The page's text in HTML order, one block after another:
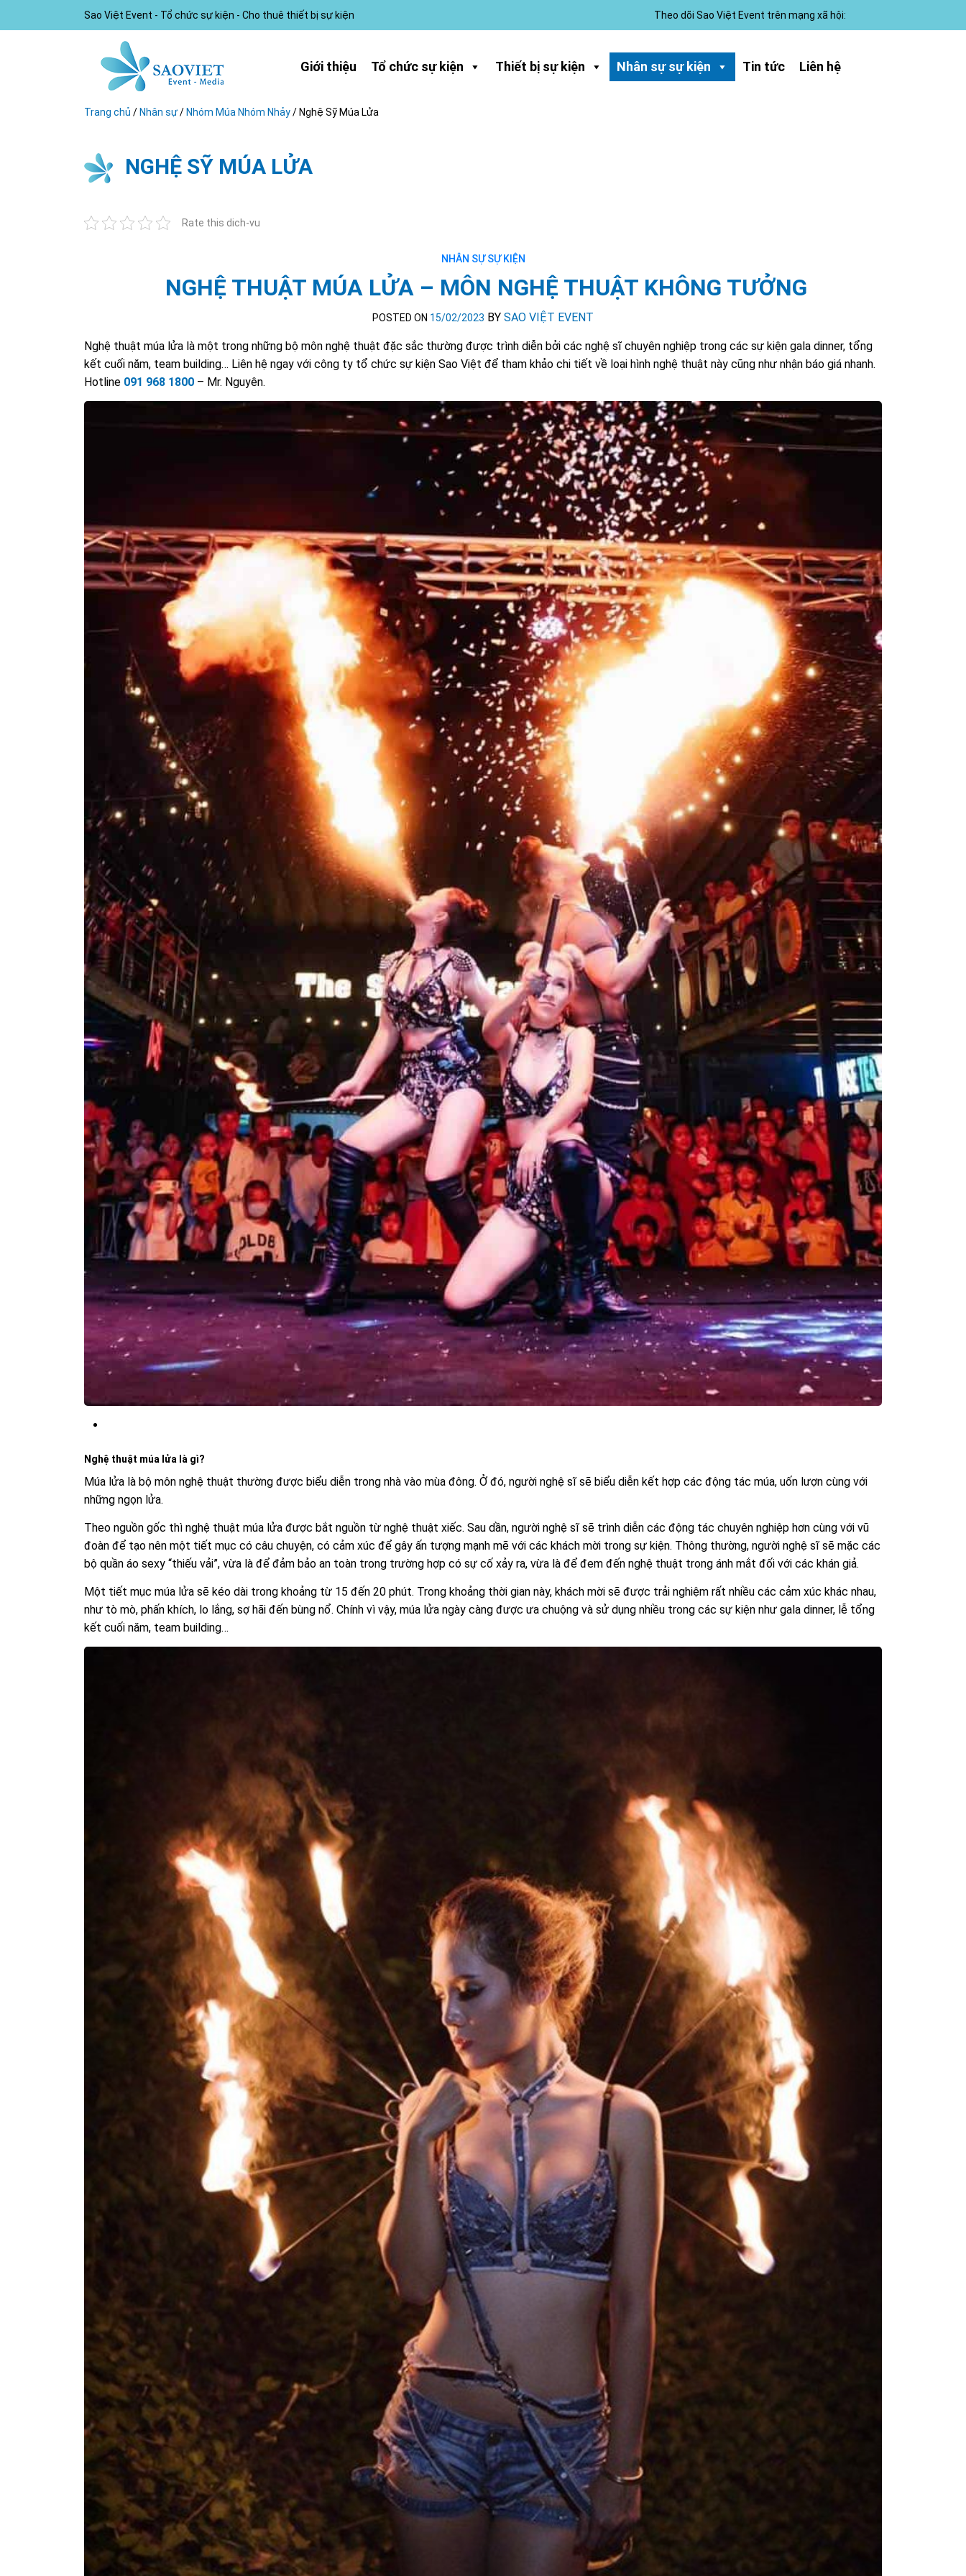
Sao Việt Event - Tổ chức sự kiện - Cho thuê thiết bị sự kiện Theo dõi Sao Việt Event trên mạng xã hội:
Giới thiệu Tổ chức sự kiện Thiết bị sự kiện Nhân sự sự kiện Tin tức Liên hệ
Trang chủ / Nhân sự/ Nhóm Múa Nhóm Nhảy/ Nghệ Sỹ Múa Lửa
NGHỆ SỸ MÚA LỬA
Rate this dich-vu
NHÂN SỰ SỰ KIỆN
NGHỆ THUẬT MÚA LỬA – MÔN NGHỆ THUẬT KHÔNG TƯỞNG
POSTED ON 15/02/2023 BY SAO VIỆT EVENT
Nghệ thuật múa lửa là một trong những bộ môn nghệ thuật đặc sắc thường được trình diễn bởi các nghệ sĩ chuyên nghiệp trong các sự kiện gala dinner, tổng
kết cuối năm, team building… Liên hệ ngay với công ty tổ chức sự kiện Sao Việt để tham khảo chi tiết về loại hình nghệ thuật này cũng như nhận báo giá nhanh.
Hotline 091 968 1800 – Mr. Nguyên.
Nghệ thuật múa lửa là gì?
Múa lửa là bộ môn nghệ thuật thường được biểu diễn trong nhà vào mùa đông. Ở đó, người nghệ sĩ sẽ biểu diễn kết hợp các động tác múa, uốn lượn cùng với
những ngọn lửa.
Theo nguồn gốc thì nghệ thuật múa lửa được bắt nguồn từ nghệ thuật xiếc. Sau dần, người nghệ sĩ sẽ trình diễn các động tác chuyên nghiệp hơn cùng với vũ
đoàn để tạo nên một tiết mục có câu chuyện, có cảm xúc để gây ấn tượng mạnh mẽ với các khách mời trong sự kiện. Thông thường, người nghệ sĩ sẽ mặc các
bộ quần áo sexy “thiếu vải”, vừa là để đảm bảo an toàn trong trường hợp có sự cố xảy ra, vừa là để đem đến nghệ thuật trong ánh mắt đối với các khán giả.
Một tiết mục múa lửa sẽ kéo dài trong khoảng từ 15 đến 20 phút. Trong khoảng thời gian này, khách mời sẽ được trải nghiệm rất nhiều các cảm xúc khác nhau,
như tò mò, phấn khích, lo lắng, sợ hãi đến bùng nổ. Chính vì vậy, múa lửa ngày càng được ưa chuộng và sử dụng nhiều trong các sự kiện như gala dinner, lễ tổng
kết cuối năm, team building…